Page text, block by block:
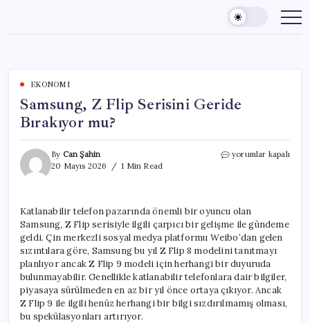
content
EKONOMI
Samsung, Z Flip Serisini Geride
Bırakıyor mu?
By Can Şahin
20 Mayıs 2026
1 Min Read
Samsung,
Bırakıyor
mu?
için
yorumlar kapalı
Katlanabilir telefon pazarında önemli bir oyuncu olan
Samsung, Z Flip serisiyle ilgili çarpıcı bir gelişme ile gündeme
geldi. Çin merkezli sosyal medya platformu Weibo’dan gelen
sızıntılara göre, Samsung bu yıl Z Flip 8 modelini tanıtmayı
planlıyor ancak Z Flip 9 modeli için herhangi bir duyuruda
bulunmayabilir. Genellikle katlanabilir telefonlara dair bilgiler,
piyasaya sürülmeden en az bir yıl önce ortaya çıkıyor. Ancak
Z Flip 9 ile ilgili henüz herhangi bir bilgi sızdırılmamış olması,
bu spekülasyonları artırıyor.